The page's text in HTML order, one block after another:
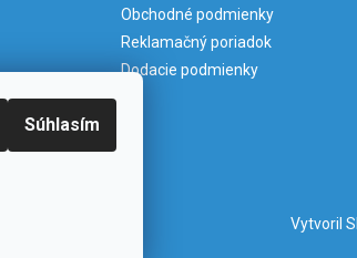
Súhlasím
Obchodné podmienky
Reklamačný poriadok
Dodacie podmienky
Vytvoril